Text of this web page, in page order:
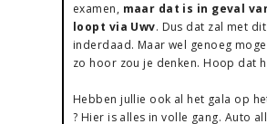
examen, maar dat is in geval
loopt via Uwv. Dus dat zal met
inderdaad. Maar wel genoeg
zo hoor zou je denken. Hoop dat
Hebben jullie ook al het gala op
? Hier is alles in volle gang. Auto